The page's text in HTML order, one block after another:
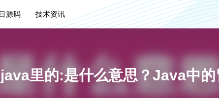
源码 技术资讯
java里的:是什么意思？Java中